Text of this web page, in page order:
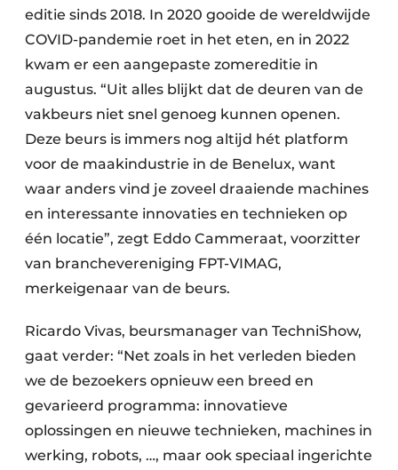
editie sinds 2018. In 2020 gooide de wereldwijde
COVID-pandemie roet in het eten, en in 2022
kwam er een aangepaste zomereditie in
augustus. “Uit alles blijkt dat de deuren van de
vakbeurs niet snel genoeg kunnen openen.
Deze beurs is immers nog altijd hét platform
voor de maakindustrie in de Benelux, want
waar anders vind je zoveel draaiende machines
en interessante innovaties en technieken op
één locatie”, zegt Eddo Cammeraat, voorzitter
van branchevereniging FPT-VIMAG,
merkeigenaar van de beurs.
Ricardo Vivas, beursmanager van TechniShow,
gaat verder: “Net zoals in het verleden bieden
we de bezoekers opnieuw een breed en
gevarieerd programma: innovatieve
oplossingen en nieuwe technieken, machines in
werking, robots, …, maar ook speciaal ingerichte